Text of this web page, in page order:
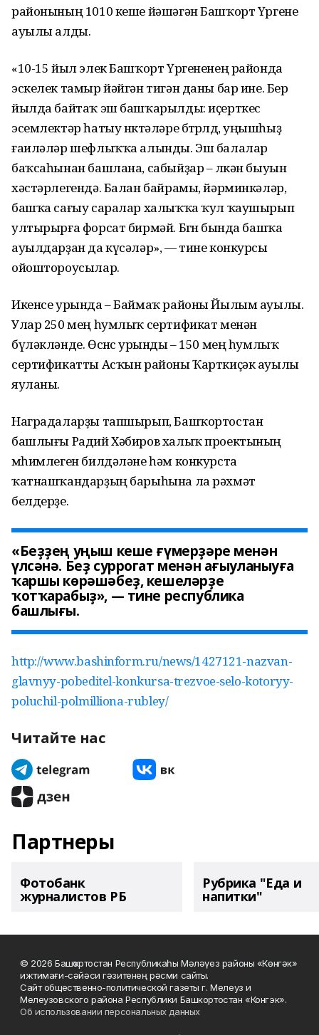
районының 1010 кеше йәшәгән Башҡорт Үргене
ауылы алды.
«10-15 йыл элек Башҡорт Үргененең районда
эскелек тамыр йәйгән тигән даны бар ине. Бер
йылда байтаҡ эш башҡарылды: иҫерткес
эсемлектәр һатыу нөктәләре бөтөрөлдө, уңышһыҙ
ғаиләләр шефлыҡҡа алынды. Эш балалар
баҡсаһынан башлана, сабыйҙар – өлкән быуын
хәстәрлегендә. Балан байрамы, йәрминкәләр,
башҡа сағыу саралар халыҡҡа ҡул ҡаушырып
ултырырға форсат бирмәй. Бөгөн бында башҡа
ауылдарҙан да күсәләр», — тине конкурсы
ойоштороусылар.
Икенсе урында – Баймаҡ районы Йылым ауылы.
Улар 250 мең һумлыҡ сертификат менән
бүләкләнде. Өсөнсө урынды – 150 мең һумлыҡ
сертификатты Асҡын районы Ҡарткиҫәк ауылы
яуланы.
Наградаларҙы тапшырып, Башҡортостан
башлығы Радий Хәбиров халыҡ проектының
мөһимлеген билдәләне һәм конкурста
ҡатнашҡандарҙың барыһына ла рәхмәт
белдерҙе.
«Беҙҙең уңыш кеше ғүмерҙәре менән
үлсәнә. Беҙ суррогат менән ағыуланыуға
ҡаршы көрәшәбеҙ, кешеләрҙе
ҡотҡарабыҙ», — тине республика
башлығы.
http://www.bashinform.ru/news/1427121-nazvan-
glavnyy-pobeditel-konkursa-trezvoe-selo-kotoryy-
poluchil-polmilliona-rubley/
Читайте нас
Партнеры
Фотобанк
журналистов РБ
Рубрика "Еда и
напитки"
© 2026 Башҡортостан Республикаһы Мәләүез районы «Көнгәк»
ижтимағи-сәйәси гәзитенең рәсми сайты.
Сайт общественно-политической газеты г. Мелеуз и
Мелеузовского района Республики Башкортостан «Конгэк».
Об использовании персональных данных